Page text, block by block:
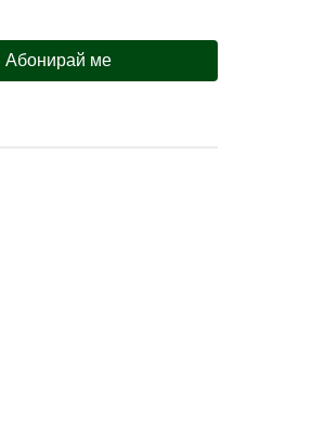
Абонирай ме